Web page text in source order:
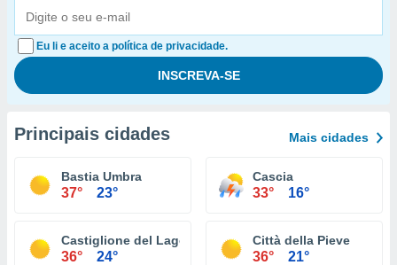
Eu li e aceito a política de privacidade.
Principais cidades Mais cidades
Bastia Umbra
37° 23°
Cascia
33° 16°
Castiglione del Lago
36° 24°
Città della Pieve
36° 21°